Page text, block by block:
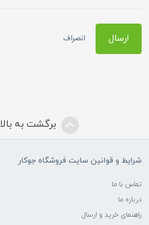
ارسال انصراف
برگشت به بالا
شرایط و قوانین سایت فروشگاه جوکار
تماس با ما
درباره ما
راهنمای خرید و ارسال